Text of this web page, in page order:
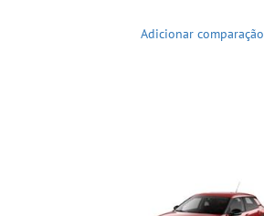
Adicionar comparação